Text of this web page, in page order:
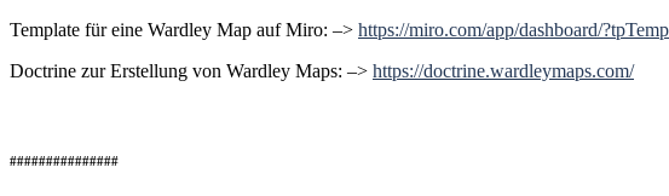
Template für eine Wardley Map auf Miro: –> https://miro.com/app/dashboard/
Doctrine zur Erstellung von Wardley Maps: –> https://doctrine.wardleymaps.com/
###############